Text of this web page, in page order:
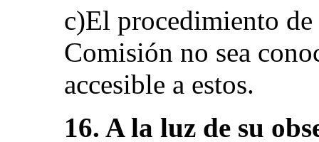
c)El procedimiento
Comisión no sea
accesible a estos.
16. A la luz de su